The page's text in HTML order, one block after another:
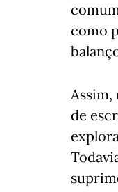
como
de